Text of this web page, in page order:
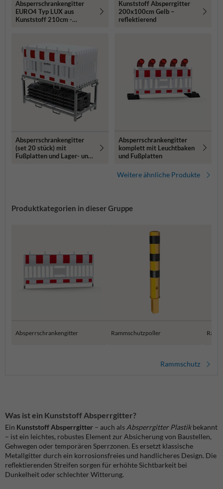
Absperrschrankengitter
EURO4 Typ LUX aus
Kunststoff 210cm -
Kunststoff Absperrgitter
200x100cm Gelb –
reflektierend
Absperrschrankengitter
(set 20 stück) mit
Fußplatten und Lager- und
Absperrschrankengitter
komplett mit Leuchtbaken
und Fußplatten
Weitere ähnliche Produkte
Produktkategorien in dieser Gruppe
Absperrschrankengitter Rammschutzpoller
Rammschutz
Was ist ein Kunststoff Absperrgitter?
Ein Kunststoff Absperrgitter – auch als Absperrgitter Plastikbekannt
– ist ein leichtes, robustes Element zur Absicherung von Baustellen,
Gehwegen oder temporären Sperrzonen. Es ersetzt klassische
Metallgitter durch ein korrosionsfreies und handlicheres Design. Die
reflektierenden Streifen sorgen für erhöhte Sichtbarkeit bei
Dunkelheit oder schlechter Witterung.